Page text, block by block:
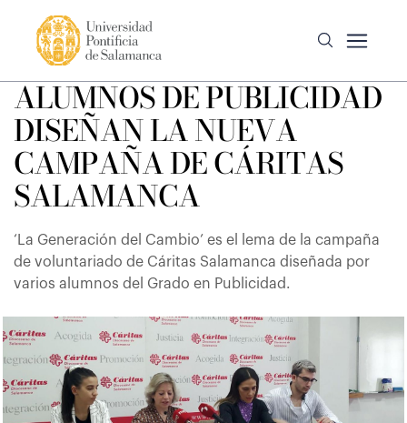
ALUMNOS DE PUBLICIDAD
DISEÑAN LA NUEVA
CAMPAÑA DE CÁRITAS
SALAMANCA
‘La Generación del Cambio’ es el lema de la campaña
de voluntariado de Cáritas Salamanca diseñada por
varios alumnos del Grado en Publicidad.